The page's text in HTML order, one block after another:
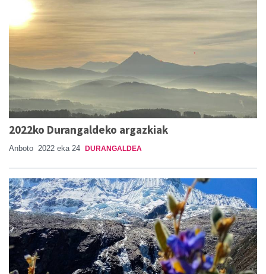
2022ko Durangaldeko argazkiak
Anboto 2022 eka 24 DURANGALDEA